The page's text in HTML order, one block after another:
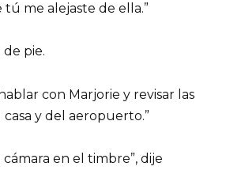
me alejaste de ella.”
de pie.
con Marjorie y revisar las
y del aeropuerto.”
cámara en el timbre”, dije